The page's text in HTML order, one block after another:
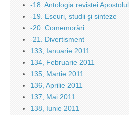
-18. Antologia revistei Apostolul
-19. Eseuri, studii şi sinteze
-20. Comemorări
-21. Divertisment
133, Ianuarie 2011
134, Februarie 2011
135, Martie 2011
136, Aprilie 2011
137, Mai 2011
138, Iunie 2011